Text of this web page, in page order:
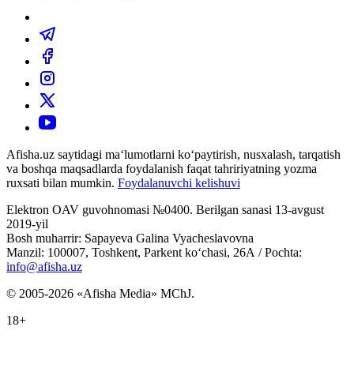
Afisha.uz saytidagi ma‘lumotlarni ko‘paytirish, nusxalash, tarqatish
va boshqa maqsadlarda foydalanish faqat tahririyatning yozma
ruxsati bilan mumkin. Foydalanuvchi kelishuvi
Elektron OAV guvohnomasi №0400. Berilgan sanasi 13-avgust
2019-yil
Bosh muharrir: Sapayeva Galina Vyacheslavovna
Manzil: 100007, Toshkent, Parkent ko‘chasi, 26А / Pochta:
info@afisha.uz
© 2005-2026 «Afisha Media» MChJ.
18+